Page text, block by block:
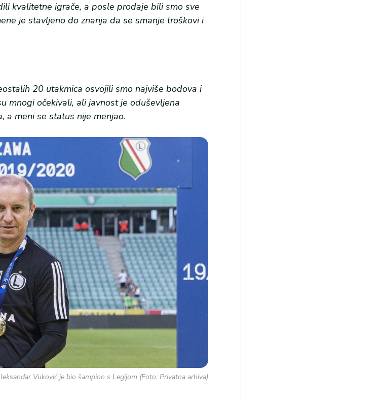
kvalitetne igrače, a posle prodaje bili smo sve
je stavljeno do znanja da se smanje troškovi i
20 utakmica osvojili smo najviše bodova i
mnogi očekivali, ali javnost je oduševljena
a meni se status nije menjao.
Vuković je bio šampion s Legijom (Foto: Privatna arhiva)